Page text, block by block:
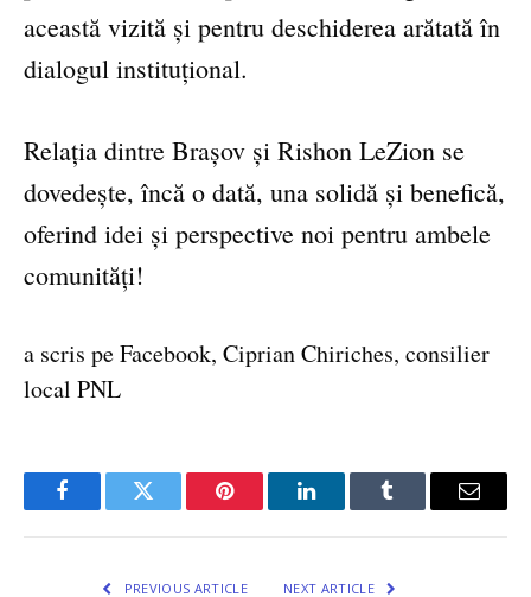
această vizită și pentru deschiderea arătată în
dialogul instituțional.
Relația dintre Brașov și Rishon LeZion se
dovedește, încă o dată, una solidă și benefică,
oferind idei și perspective noi pentru ambele
comunități!
a scris pe Facebook, Ciprian Chiriches, consilier
local PNL
FacebookTwitter Pinterest LinkedInTumblr Email
PREVIOUS ARTICLE NEXT ARTICLE